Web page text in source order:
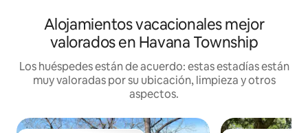
Alojamientos vacacionales mejor
valorados en Havana Township
Los huéspedes están de acuerdo: estas estadías están
muy valoradas por su ubicación, limpieza y otros
aspectos.